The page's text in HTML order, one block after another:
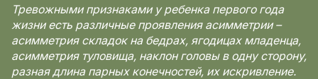
Тревожными признаками у ребенка первого года
жизни есть различные проявления асимметрии –
асимметрия складок на бедрах, ягодицах младенца,
асимметрия туловища, наклон головы в одну сторону,
разная длина парных конечностей, их искривление.